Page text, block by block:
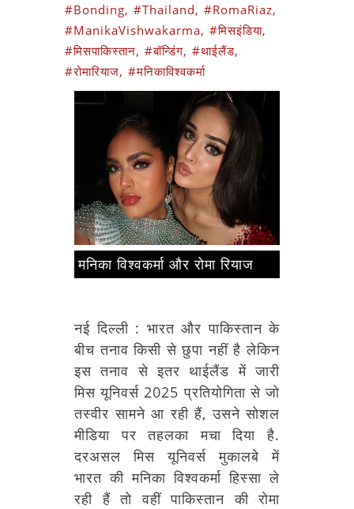
#Bonding, #Thailand, #RomaRiaz,
#ManikaVishwakarma, #मिसइंडिया,
#मिसपाकिस्तान, #बॉन्डिंग, #थाईलैंड,
#रोमारियाज, #मनिकाविश्वकर्मा
मनिका विश्वकर्मा और रोमा रियाज
नई दिल्ली : भारत और पाकिस्तान के
बीच तनाव किसी से छुपा नहीं है लेकिन
इस तनाव से इतर थाईलैंड में जारी
मिस यूनिवर्स 2025 प्रतियोगिता से जो
तस्वीर सामने आ रही हैं, उसने सोशल
मीडिया पर तहलका मचा दिया है.
दरअसल मिस यूनिवर्स मुकालबे में
भारत की मनिका विश्वकर्मा हिस्सा ले
रही हैं तो वहीं पाकिस्तान की रोमा